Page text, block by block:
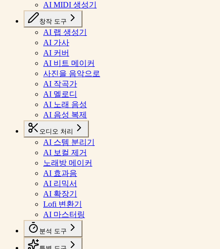
AI MIDI 생성기
창작 도구
AI 랩 생성기
AI 가사
AI 커버
AI 비트 메이커
사진을 음악으로
AI 작곡가
AI 멜로디
AI 노래 음성
AI 음성 복제
오디오 처리
AI 스템 분리기
AI 보컬 제거
노래방 메이커
AI 효과음
AI 리믹서
AI 확장기
Lofi 변환기
AI 마스터링
분석 도구